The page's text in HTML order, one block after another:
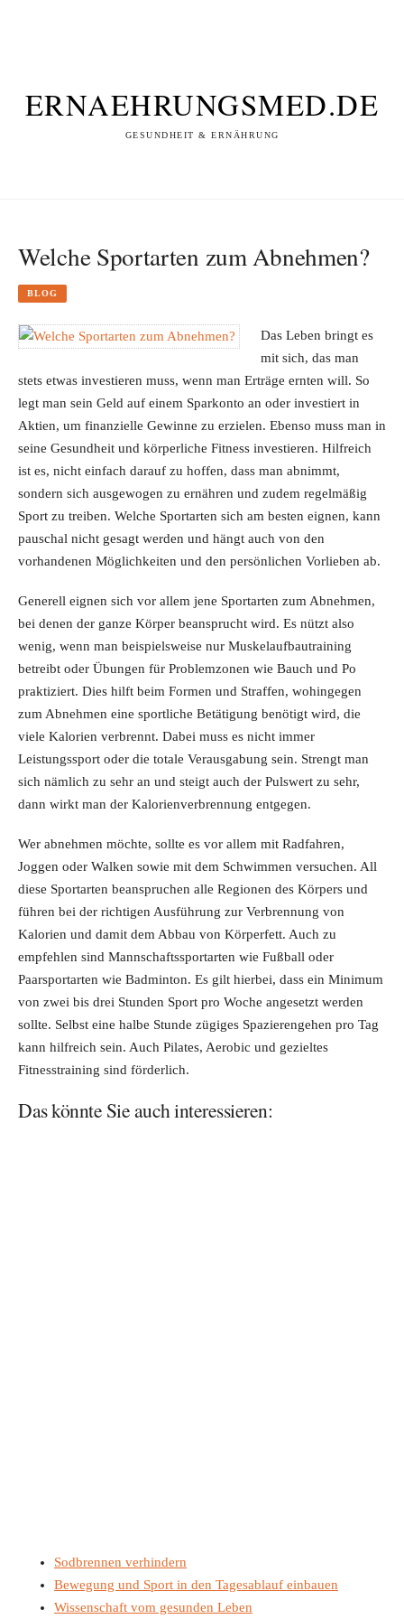
ERNAEHRUNGSMED.DE
GESUNDHEIT & ERNÄHRUNG
Welche Sportarten zum Abnehmen?
BLOG
Das Leben bringt es
mit sich, das man
stets etwas investieren muss, wenn man Erträge ernten will. So
legt man sein Geld auf einem Sparkonto an oder investiert in
Aktien, um finanzielle Gewinne zu erzielen. Ebenso muss man in
seine Gesundheit und körperliche Fitness investieren. Hilfreich
ist es, nicht einfach darauf zu hoffen, dass man abnimmt,
sondern sich ausgewogen zu ernähren und zudem regelmäßig
Sport zu treiben. Welche Sportarten sich am besten eignen, kann
pauschal nicht gesagt werden und hängt auch von den
vorhandenen Möglichkeiten und den persönlichen Vorlieben ab.
Generell eignen sich vor allem jene Sportarten zum Abnehmen,
bei denen der ganze Körper beansprucht wird. Es nützt also
wenig, wenn man beispielsweise nur Muskelaufbautraining
betreibt oder Übungen für Problemzonen wie Bauch und Po
praktiziert. Dies hilft beim Formen und Straffen, wohingegen
zum Abnehmen eine sportliche Betätigung benötigt wird, die
viele Kalorien verbrennt. Dabei muss es nicht immer
Leistungssport oder die totale Verausgabung sein. Strengt man
sich nämlich zu sehr an und steigt auch der Pulswert zu sehr,
dann wirkt man der Kalorienverbrennung entgegen.
Wer abnehmen möchte, sollte es vor allem mit Radfahren,
Joggen oder Walken sowie mit dem Schwimmen versuchen. All
diese Sportarten beanspruchen alle Regionen des Körpers und
führen bei der richtigen Ausführung zur Verbrennung von
Kalorien und damit dem Abbau von Körperfett. Auch zu
empfehlen sind Mannschaftssportarten wie Fußball oder
Paarsportarten wie Badminton. Es gilt hierbei, dass ein Minimum
von zwei bis drei Stunden Sport pro Woche angesetzt werden
sollte. Selbst eine halbe Stunde zügiges Spazierengehen pro Tag
kann hilfreich sein. Auch Pilates, Aerobic und gezieltes
Fitnesstraining sind förderlich.
Das könnte Sie auch interessieren:
Sodbrennen verhindern
Bewegung und Sport in den Tagesablauf einbauen
Wissenschaft vom gesunden Leben